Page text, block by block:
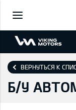
ВЕРНУТЬСЯ К
Б/У